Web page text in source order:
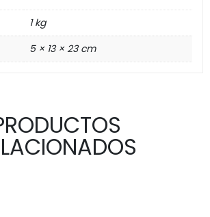
1 kg
5 × 13 × 23 cm